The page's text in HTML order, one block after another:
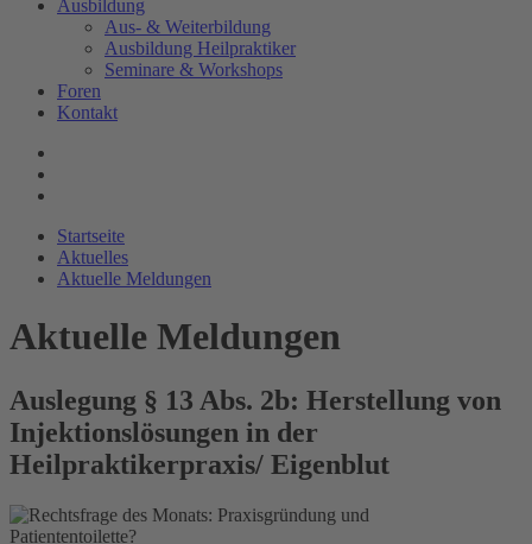
Ausbildung
Aus- & Weiterbildung
Ausbildung Heilpraktiker
Seminare & Workshops
Foren
Kontakt
Startseite
Aktuelles
Aktuelle Meldungen
Aktuelle Meldungen
Auslegung § 13 Abs. 2b: Herstellung von
Injektionslösungen in der
Heilpraktikerpraxis/ Eigenblut